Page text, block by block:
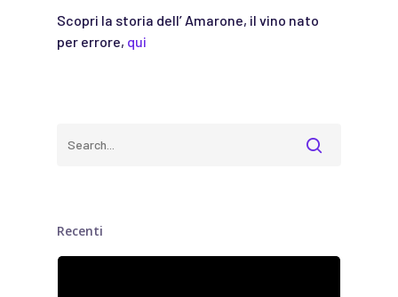
Scopri la storia dell’ Amarone, il vino nato
per errore, qui
Recenti